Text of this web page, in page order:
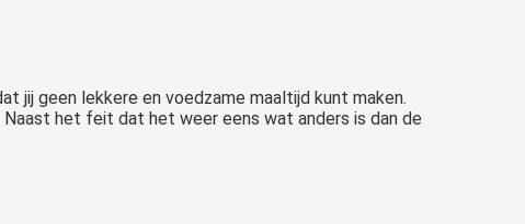
jij geen lekkere en voedzame maaltijd kunt maken.
het feit dat het weer eens wat anders is dan de